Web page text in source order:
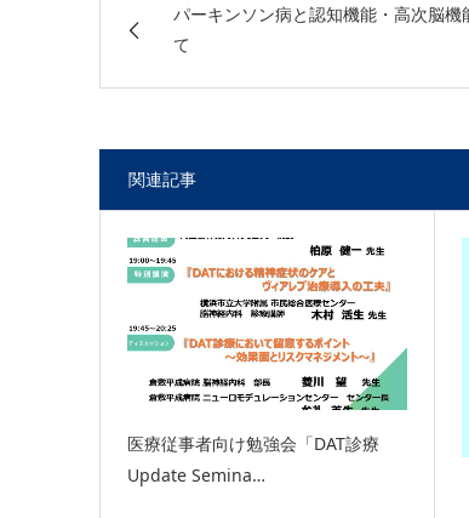
パーキンソン病と認知機能・高次脳機
て
関連記事
医療従事者向け勉強会「DAT診療
Update Semina…